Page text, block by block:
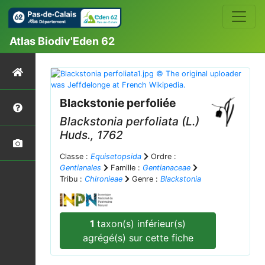
Atlas Biodiv'Eden 62
Blackstonie perfoliée
Blackstonia perfoliata (L.)
Huds., 1762
Classe : Equisetopsida
Ordre :
Gentianales
Famille : Gentianaceae
Tribu : Chironieae Genre : Blackstonia
1taxon(s) inférieur(s)
agrégé(s) sur cette fiche